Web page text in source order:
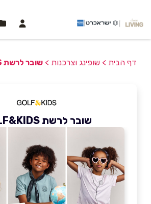
דף הבית > שופינג וצרכנות > שובר לרשת GOLF&KIDS
שובר לרשת GOLF&KIDS